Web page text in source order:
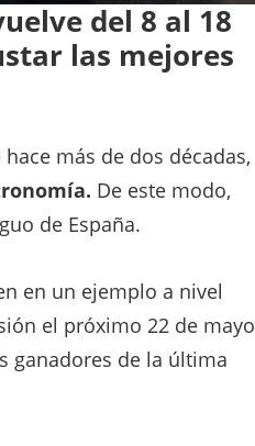
del 8 al 18
las mejores
hace más de dos décadas,
De este modo,
de España.
en un ejemplo a nivel
el próximo 22 de mayo
ganadores de la última